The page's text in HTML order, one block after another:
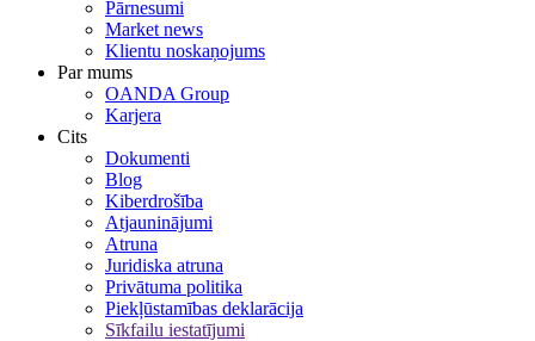
Pārnesumi
Market news
Klientu noskaņojums
Par mums
OANDA Group
Karjera
Cits
Dokumenti
Blog
Kiberdrošība
Atjauninājumi
Atruna
Juridiska atruna
Privātuma politika
Piekļūstamības deklarācija
Sīkfailu iestatījumi